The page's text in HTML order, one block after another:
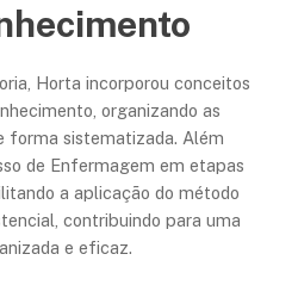
Horta incorporou conceitos
organizando as
forma sistematizada. Além
de Enfermagem em etapas
a aplicação do método
contribuindo para uma
e eficaz.